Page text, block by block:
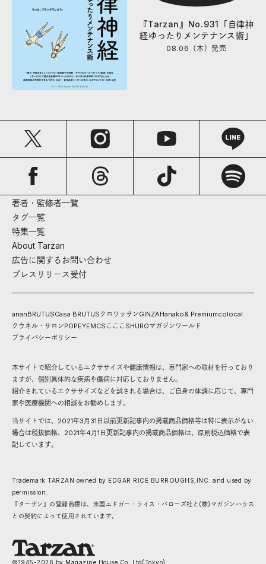
『Tarzan』No.931「自律神
経ゆったりメンテナンス術」
08.06（木）発売
著者・監修者一覧
タグ一覧
特集一覧
About Tarzan
広告に関するお問い合わせ
プレスリリース受付
ananBRUTUSCasa BRUTUS クロワッサンGINZAHanako& Premiumcolocal
クウネル・サロンPOPEYEMCS こここ SHUROマガジンワールド
プライバシーポリシー
本サイトで紹介しているエクササイズや健康情報は、専門家への取材を行っており
ますが、個別具体的な疾病や傷病に対応しておりません。
紹介されているエクササイズなどを試される場合は、ご自身の体調に応じて、専門
家や医療機関への相談をお勧めします。
当サイトでは、2021年3月31日以前更新記事内の掲載商品価格等は特に表示がない
場合は税抜価格、2021年4月1日更新記事内の掲載商品価格は、原則税込価格で表
記しています。
Trademark TARZAN owned by EDGAR RICE BURROUGHS,INC. and used by
permission.
『ターザン』の登録商標は、米国エドガー・ライス・バローズ社と(株)マガジンハウス
との契約によって使用されています。
©1945-2026 by Magazine House Co.,Ltd(Tokyo)